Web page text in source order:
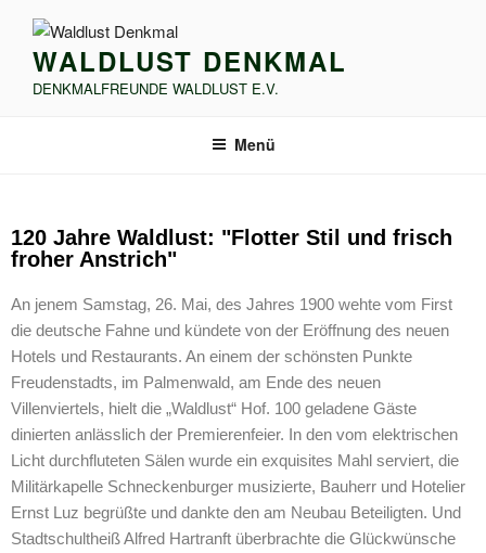
WALDLUST DENKMAL
DENKMALFREUNDE WALDLUST E.V.
Menü
120 Jahre Waldlust: "Flotter Stil und frisch
froher Anstrich"
An jenem Samstag, 26. Mai, des Jahres 1900 wehte vom First
die deutsche Fahne und kündete von der Eröffnung des neuen
Hotels und Restaurants. An einem der schönsten Punkte
Freudenstadts, im Palmenwald, am Ende des neuen
Villenviertels, hielt die „Waldlust“ Hof. 100 geladene Gäste
dinierten anlässlich der Premierenfeier. In den vom elektrischen
Licht durchfluteten Sälen wurde ein exquisites Mahl serviert, die
Militärkapelle Schneckenburger musizierte, Bauherr und Hotelier
Ernst Luz begrüßte und dankte den am Neubau Beteiligten. Und
Stadtschultheiß Alfred Hartranft überbrachte die Glückwünsche